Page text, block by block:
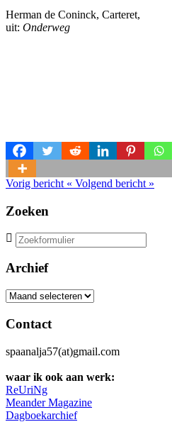
Herman de Coninck, Carteret,
uit: Onderweg
Vorig bericht « Volgend bericht »
Zoeken
Zoeken
naar:
Archief
Archief
Contact
spaanalja57(at)gmail.com
waar ik ook aan werk:
ReUriNg
Meander Magazine
Dagboekarchief